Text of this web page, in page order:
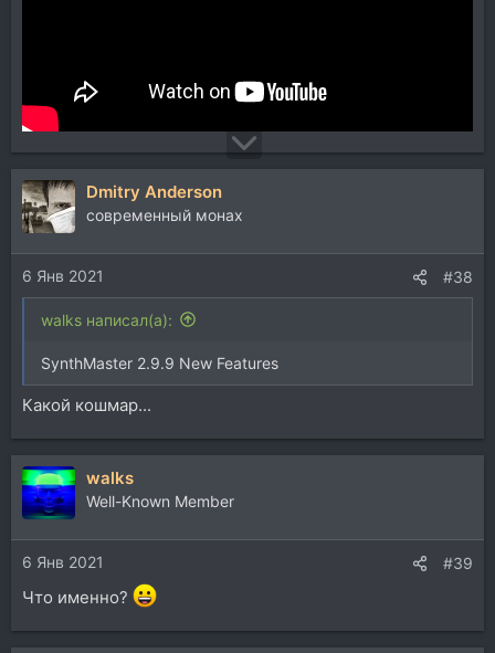
Dmitry Anderson
современный монах
6 Янв 2021 #38
walks написал(а):
SynthMaster 2.9.9 New Features
Какой кошмар...
walks
Well-Known Member
6 Янв 2021 #39
Что именно?